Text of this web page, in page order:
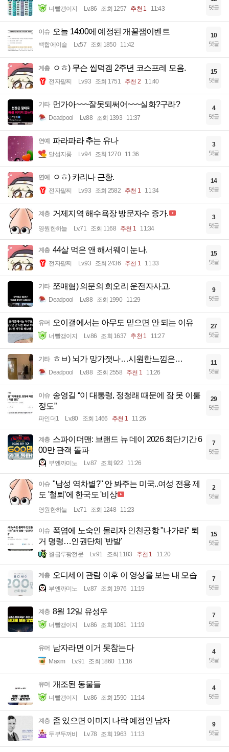
너빨갱이지 Lv.86 조회 1257 추천 1 11:43 댓글
이슈 오늘 14:00에 예정된 개꿀잼이벤트
백합에이슬 Lv.57 조회 1850 11:42
10
댓글
계층 ㅇㅎ) 무슨 씹덕겜 2주년 코스프레 모음.
전자팔찌 Lv.93 조회 1751 추천 2 11:40
15
댓글
기타 먼가아~~~잘못되써어~~~실화?구라?
Deadpool Lv.88 조회 1393 11:37
4
댓글
연예 파라파라 추는 유나
달섭지롱 Lv.94 조회 1270 11:36
3
댓글
연예 ㅇㅎ) 카리나 근황.
전자팔찌 Lv.93 조회 2582 추천 1 11:34
14
댓글
계층 거제지역 해수욕장 방문자수 증가.
영원한하늘 Lv.71 조회 1168 추천 1 11:34
3
댓글
계층 44살 먹은 앤 해서웨이 눈나.
전자팔찌 Lv.93 조회 2436 추천 1 11:33
15
댓글
기타 쪼매혐) 의문의 회오리 운전자사고.
Deadpool Lv.88 조회 1990 11:29
9
댓글
유머 오이갤에서는 아무도 믿으면 안 되는 이유
너빨갱이지 Lv.86 조회 1637 추천 1 11:27
27
댓글
기타 ㅎㅂ) 뇌가 망가졋나…시원한느낌은…
Deadpool Lv.88 조회 2558 추천 1 11:26
11
댓글
이슈 송영길 “이 대통령, 정청래 때문에 잠 못 이룰
정도”
파인더1 Lv.80 조회 1466 추천 1 11:26
29
댓글
계층 스파이더맨: 브랜드 뉴 데이 2026 최단기간 6
00만 관객 돌파
부엔까미노 Lv.87 조회 922 11:26
7
댓글
이슈 "남성 역차별?" 안 봐주는 미국..여성 전용 제
도 '철퇴'에 한국도 '비상
영원한하늘 Lv.71 조회 1248 11:23
2
댓글
이슈 폭염에 노숙인 몰리자 인천공항 "나가라" 퇴
거 명령…인권단체 '반발'
월급루팡전문 Lv.91 조회 1183 추천 1 11:20
15
댓글
계층 오디세이 관람 이후 이 영상을 보는 내 모습
부엔까미노 Lv.87 조회 1976 11:19
7
댓글
계층 8월 12일 유성우
너빨갱이지 Lv.86 조회 1081 11:19
7
댓글
유머 남자라면 이거 못참는다
Maxim Lv.91 조회 1860 11:16
4
댓글
유머 개조된 동물들
너빨갱이지 Lv.86 조회 1590 11:14
4
댓글
계층 좀 있으면 이미지 나락 예정인 남자
두부두꺼비 Lv.78 조회 1963 11:13
9
댓글